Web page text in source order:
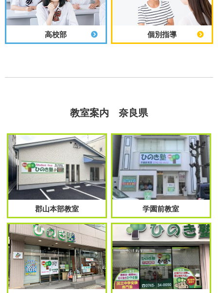
高校部 個別指導
教室案内 奈良県
郡山本部教室 学園前教室